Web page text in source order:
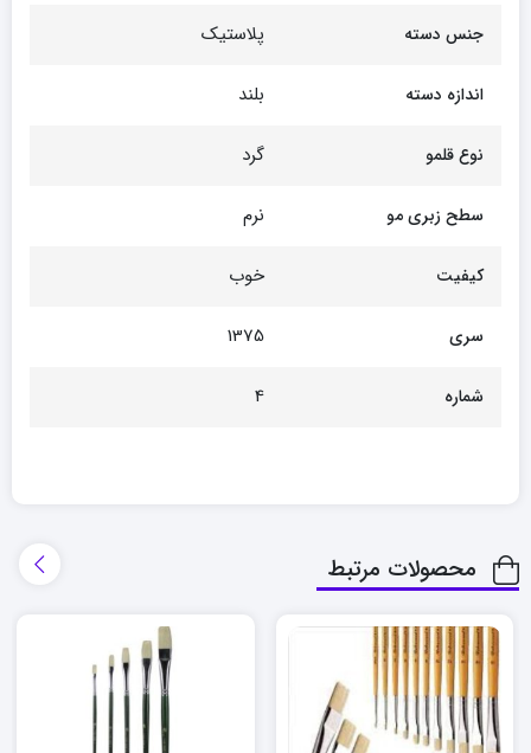
جنس دسته پلاستیک
اندازه دسته بلند
نوع قلمو گرد
سطح زبری مو نرم
کیفیت خوب
سری 1375
شماره 4
محصولات مرتبط